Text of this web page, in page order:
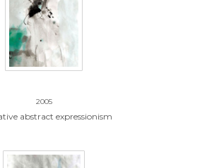
2005
abstract expressionism